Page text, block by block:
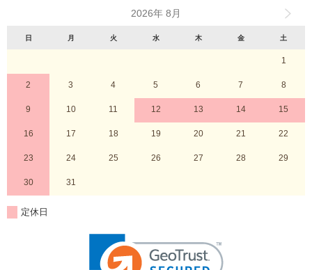
2026年 8月
日 月 火 水 木 金 土
1
2 3 4 5 6 7 8
9 10 11 12 13 14 15
16 17 18 19 20 21 22
23 24 25 26 27 28 29
30 31
定休日